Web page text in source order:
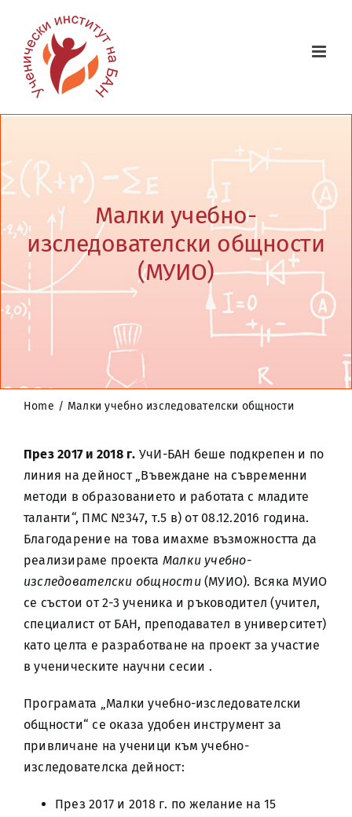
content
Малки учебно-
изследователски общности
(МУИО)
Home Малки учебно изследователски общности
През 2017 и 2018 г. УчИ-БАН беше подкрепен и по
линия на дейност „Въвеждане на съвременни
методи в образованието и работата с младите
таланти“, ПМС №347, т.5 в) от 08.12.2016 година.
Благодарение на това имахме възможността да
реализираме проекта Малки учебно-
изследователски общности (МУИО). Всяка МУИО
се състои от 2-3 ученика и ръководител (учител,
специалист от БАН, преподавател в университет)
като целта е разработване на проект за участие
в ученическите научни сесии .
Програмата „Малки учебно-изследователски
общности“ се оказа удобен инструмент за
привличане на ученици към учебно-
изследователска дейност:
През 2017 и 2018 г. по желание на 15